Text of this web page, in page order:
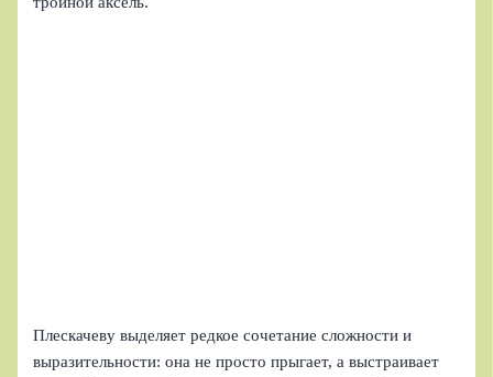
Плескачеву выделяет редкое сочетание сложности и
выразительности: она не просто прыгает, а выстраивает